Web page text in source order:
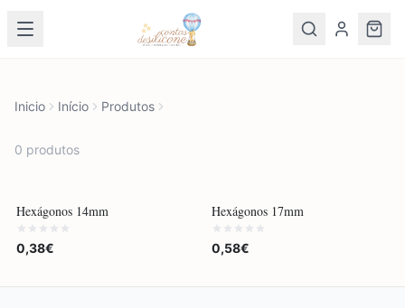
Inicio Início Produtos
0 produtos
Hexágonos 14mm
0,38€
Hexágonos 17mm
0,58€